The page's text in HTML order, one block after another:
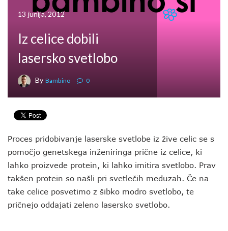
13 junija, 2012
Iz celice dobili
lasersko svetlobo
By Bambino 0
Proces pridobivanje laserske svetlobe iz žive celic se s
pomočjo genetskega inženiringa prične iz celice, ki
lahko proizvede protein, ki lahko imitira svetlobo. Prav
takšen protein so našli pri svetlečih meduzah. Če na
take celice posvetimo z šibko modro svetlobo, te
pričnejo oddajati zeleno lasersko svetlobo.